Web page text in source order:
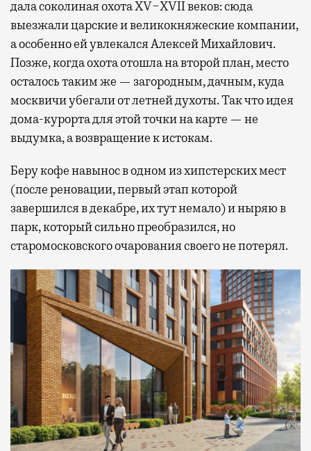
дала соколиная охота XV−XVII веков: сюда
выезжали царские и великокняжеские компании,
а особенно ей увлекался Алексей Михайлович.
Позже, когда охота отошла на второй план, место
осталось таким же — загородным, дачным, куда
москвичи убегали от летней духоты. Так что идея
дома-курорта для этой точки на карте — не
выдумка, а возвращение к истокам.
Беру кофе навынос в одном из хипстерских мест
(после реновации, первый этап которой
завершился в декабре, их тут немало) и ныряю в
парк, который сильно преобразился, но
старомосковского очарования своего не потерял.